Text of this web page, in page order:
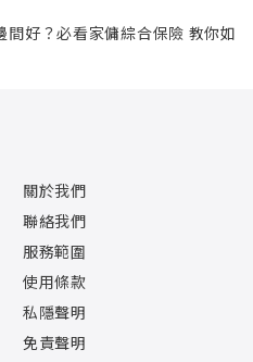
好？必看家傭綜合保險 教你如
關於我們
聯絡我們
服務範圍
使用條款
私隱聲明
免責聲明